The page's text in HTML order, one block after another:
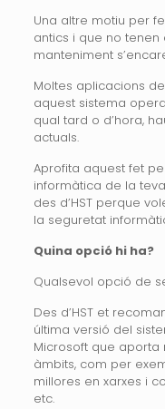
Una altre motiu per
antics i que no
manteniment
Moltes aplicacions
aquest sistema
qual tard o d’hora,
actuals.
Aprofita aquest fet
informàtica de la
des d’HST perque
la seguretat
Quina opció hi ha?
Qualsevol opció de
Des d’HST et
última versió del
Microsoft que
àmbits, com per
millores en xarxes i
etc.